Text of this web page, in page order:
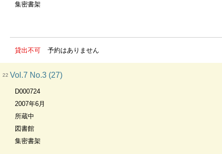
集密書架
貸出不可 予約はありません
22 Vol.7 No.3 (27)
D000724
2007年6月
所蔵中
図書館
集密書架